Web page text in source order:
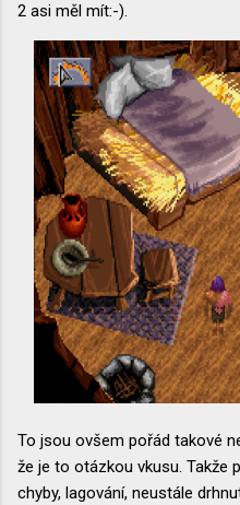
2 asi měl mít:-).
To jsou ovšem pořád takové
že je to otázkou vkusu. Takže
chyby, lagování, neustále